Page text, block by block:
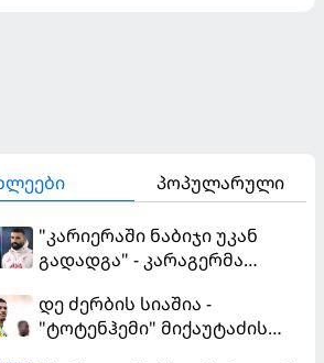
პოპულარული
"კარიერაში ნაბიჯი უკან
გადადგა" - კარაგერმა
დე ძერბის სიაშია -
"ტოტენჰემი" მიქაუტაძის